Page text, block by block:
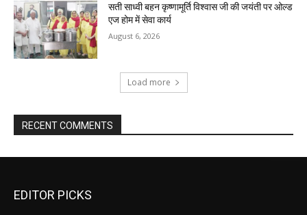
सती साध्वी बहन कृष्णामूर्ति विश्वास जी की जयंती पर ओल्ड
एज होम में सेवा कार्य
August 6, 2026
Load more
RECENT COMMENTS
EDITOR PICKS